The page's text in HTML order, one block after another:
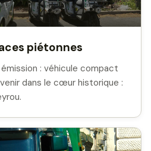
piétonnes
: véhicule compact
dans le cœur historique :